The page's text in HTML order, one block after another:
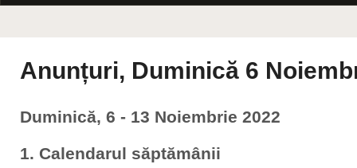
Anunțuri, Duminică 6
Duminică, 6 - 13 Noiembrie 2022
1. Calendarul săptămânii